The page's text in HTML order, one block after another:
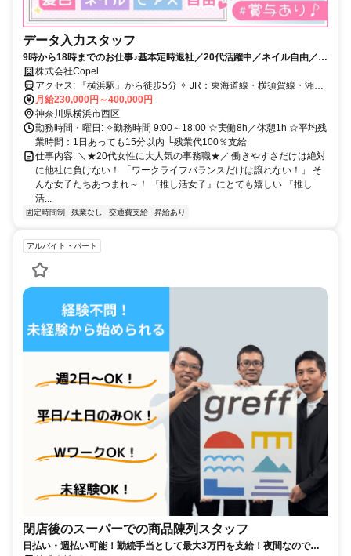
データ入力スタッフ
9時から18時までのお仕事♪基本定時退社／20代活躍中／ネイル自由／駅
ちかのきれいなオフィス
株式会社Copel
アクセス: 『横浜駅』から徒歩5分 ✧ JR：東海道線・横須賀線・湘南
新宿ライン ✧ 京急本線 ✧ みなとみらい線 ✧ 相鉄本線
月給230,000円～400,000円
神奈川県横浜市西区
勤務時間・曜日: ✧勤務時間 9:00～18:00 ☆実働8h／休憩1h ☆平均残
業時間：1日あっても15分以内 └残業代100％支給
仕事内容: ＼★20代女性に大人気の事務職★／ 働きやすさだけは絶対
に他社に負けない！ 「ワークライフバランスだけは譲れない！」 そ
んな女子たちあつまれ～！ 『推し活女子』にとても嬉しい 『推し
活...
固定時間制 残業なし 交通費支給 昇給あり
アルバイト・パート
閉店後のスーパーでの商品陳列スタッフ
日払い・週払い可能！勤続手当として最大3万円を支給！夜間なので接